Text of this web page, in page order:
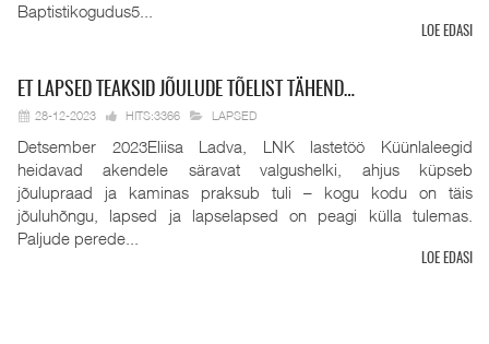
Baptistikogudus5...
LOE EDASI
ET LAPSED TEAKSID JÕULUDE TÕELIST TÄHEND…
28-12-2023 HITS:3366 LAPSED
Detsember 2023Eliisa Ladva, LNK lastetöö Küünlaleegid
heidavad akendele säravat valgushelki, ahjus küpseb
jõulupraad ja kaminas praksub tuli – kogu kodu on täis
jõuluhõngu, lapsed ja lapselapsed on peagi külla tulemas.
Paljude perede...
LOE EDASI